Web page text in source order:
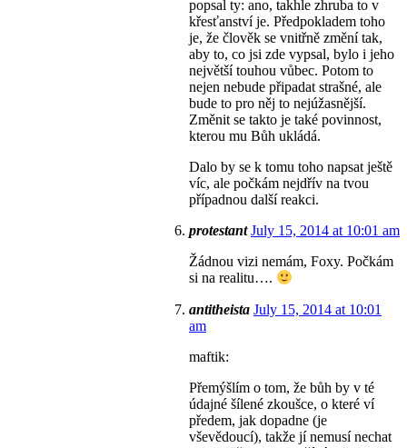
popsal ty: ano, takhle zhruba to v
křesťanství je. Předpokladem toho
je, že člověk se vnitřně změní tak,
aby to, co jsi zde vypsal, bylo i jeho
největší touhou vůbec. Potom to
nejen nebude připadat strašné, ale
bude to pro něj to nejúžasnější.
Změnit se takto je také povinnost,
kterou mu Bůh ukládá.
Dalo by se k tomu toho napsat ještě
víc, ale počkám nejdřív na tvou
případnou další reakci.
protestant July 15, 2014 at 10:01 am
Žádnou vizi nemám, Foxy. Počkám
si na realitu….
antitheista July 15, 2014 at 10:01
am
maftik:
Přemýšlím o tom, že bůh by v té
údajné šílené zkoušce, o které ví
předem, jak dopadne (je
vševědoucí), takže jí nemusí nechat